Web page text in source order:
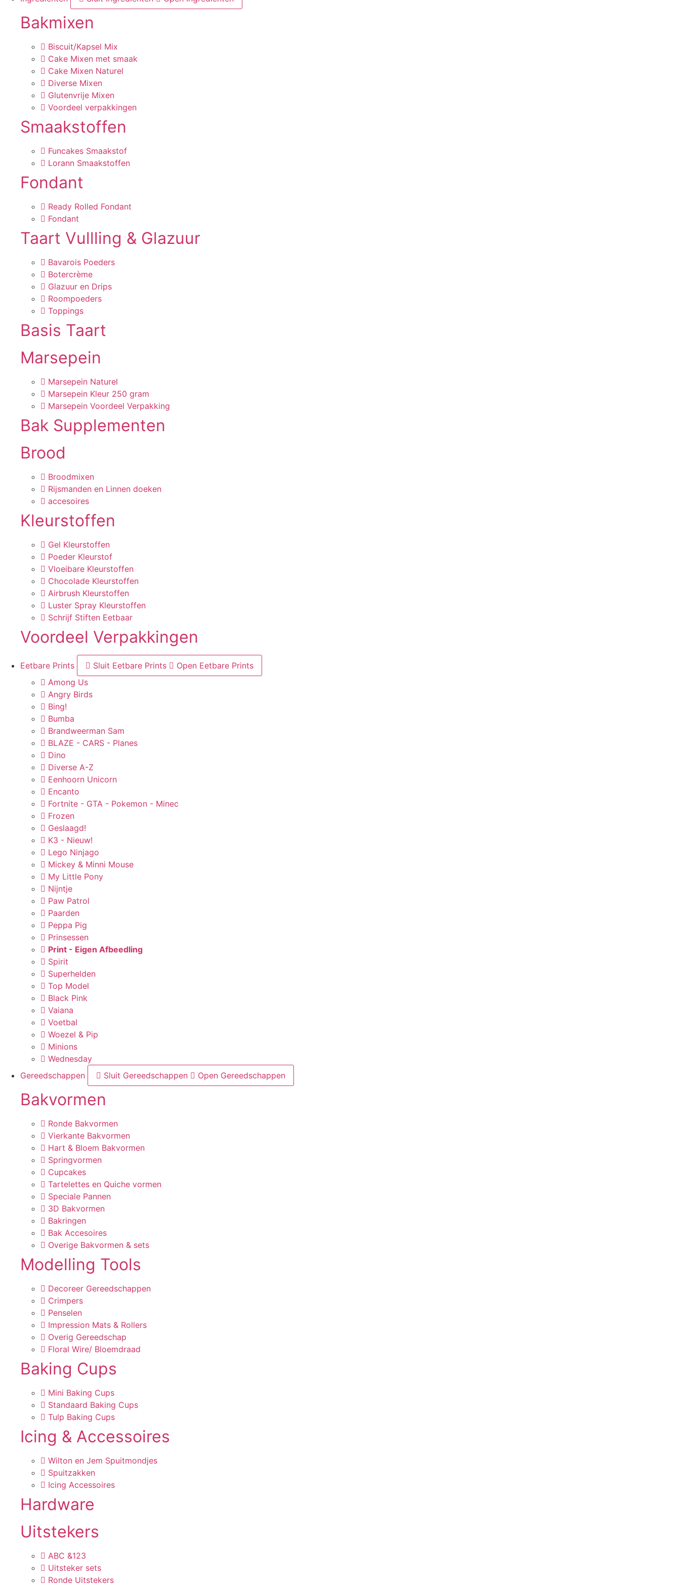
Bakmixen
Biscuit/Kapsel Mix
Cake Mixen met smaak
Cake Mixen Naturel
Diverse Mixen
Glutenvrije Mixen
Voordeel verpakkingen
Smaakstoffen
Funcakes Smaakstof
Lorann Smaakstoffen
Fondant
Ready Rolled Fondant
Fondant
Taart Vullling & Glazuur
Bavarois Poeders
Botercrème
Glazuur en Drips
Roompoeders
Toppings
Basis Taart
Marsepein
Marsepein Naturel
Marsepein Kleur 250 gram
Marsepein Voordeel Verpakking
Bak Supplementen
Brood
Broodmixen
Rijsmanden en Linnen doeken
accesoires
Kleurstoffen
Gel Kleurstoffen
Poeder Kleurstof
Vloeibare Kleurstoffen
Chocolade Kleurstoffen
Airbrush Kleurstoffen
Luster Spray Kleurstoffen
Schrijf Stiften Eetbaar
Voordeel Verpakkingen
Eetbare Prints Sluit Eetbare Prints
Open Eetbare Prints
Among Us
Angry Birds
Bing!
Bumba
Brandweerman Sam
BLAZE - CARS - Planes
Dino
Diverse A-Z
Eenhoorn Unicorn
Encanto
Fortnite - GTA - Pokemon - Minec
Frozen
Geslaagd!
K3 - Nieuw!
Lego Ninjago
Mickey & Minni Mouse
My Little Pony
Nijntje
Paw Patrol
Paarden
Peppa Pig
Prinsessen
Print - Eigen Afbeedling
Spirit
Superhelden
Top Model
Black Pink
Vaiana
Voetbal
Woezel & Pip
Minions
Wednesday
Gereedschappen
Sluit Gereedschappen Open Gereedschappen
Bakvormen
Ronde Bakvormen
Vierkante Bakvormen
Hart & Bloem Bakvormen
Springvormen
Cupcakes
Tartelettes en Quiche vormen
Speciale Pannen
3D Bakvormen
Bakringen
Bak Accesoires
Overige Bakvormen & sets
Modelling Tools
Decoreer Gereedschappen
Crimpers
Penselen
Impression Mats & Rollers
Overig Gereedschap
Floral Wire/ Bloemdraad
Baking Cups
Mini Baking Cups
Standaard Baking Cups
Tulp Baking Cups
Icing & Accessoires
Wilton en Jem Spuitmondjes
Spuitzakken
Icing Accessoires
Hardware
Uitstekers
ABC &123
Uitsteker sets
Ronde Uitstekers